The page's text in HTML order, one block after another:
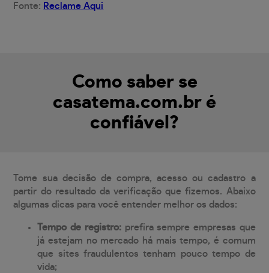
Fonte: Reclame Aqui
Como saber se
casatema.com.br é
confiável?
Tome sua decisão de compra, acesso ou cadastro a
partir do resultado da verificação que fizemos. Abaixo
algumas dicas para você entender melhor os dados:
Tempo de registro: prefira sempre empresas que
já estejam no mercado há mais tempo, é comum
que sites fraudulentos tenham pouco tempo de
vida;